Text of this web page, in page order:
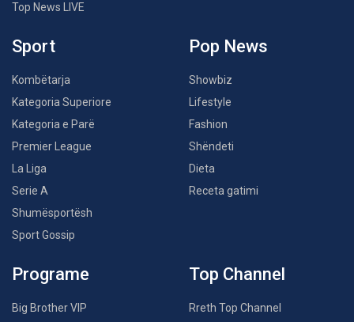
Top News LIVE
Sport
Kombëtarja
Kategoria Superiore
Kategoria e Parë
Premier League
La Liga
Serie A
Shumësportësh
Sport Gossip
Pop News
Showbiz
Lifestyle
Fashion
Shëndeti
Dieta
Receta gatimi
Programe
Big Brother VIP
Top Channel
Rreth Top Channel